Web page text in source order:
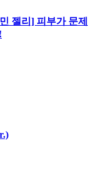
젤리] 피부가 문제